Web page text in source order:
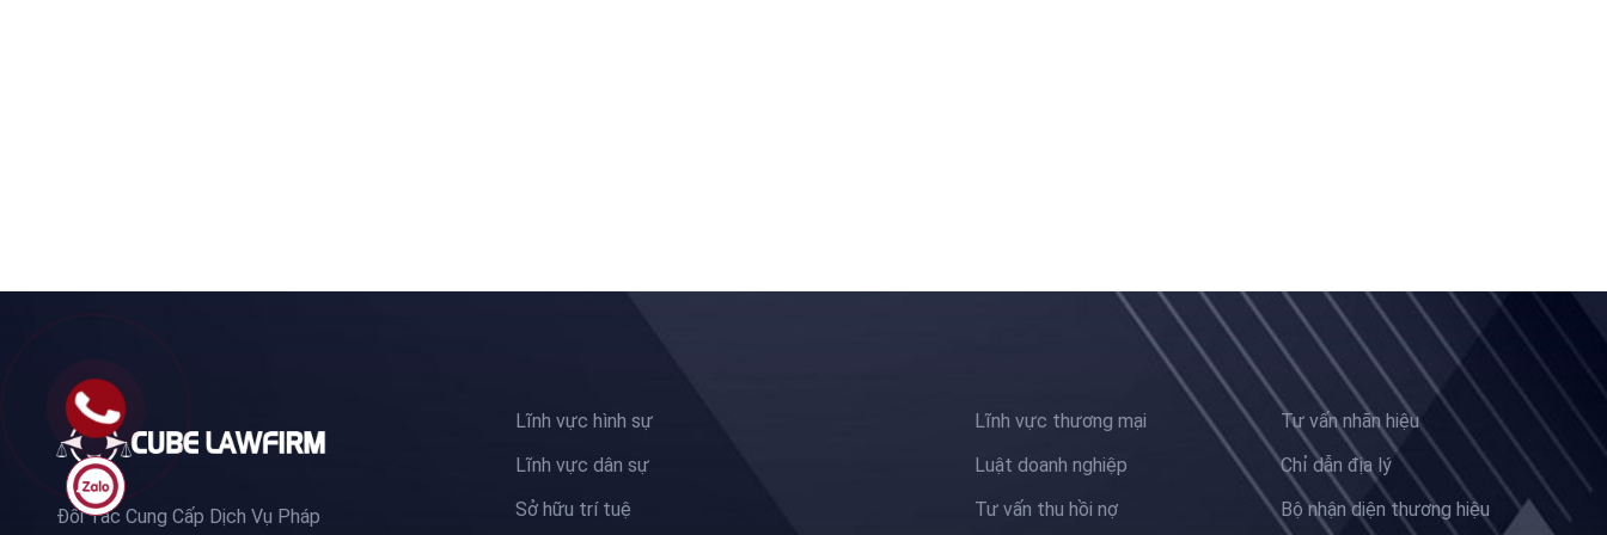
Đối Tác Cung Cấp Dịch Vụ Pháp
Lĩnh vực hình sự
Lĩnh vực dân sự
Sở hữu trí tuệ
Lĩnh vực thương mại
Luật doanh nghiệp
Tư vấn thu hồi nợ
Tư vấn nhãn hiệu
Chỉ dẫn địa lý
Bộ nhận diện thương hiệu